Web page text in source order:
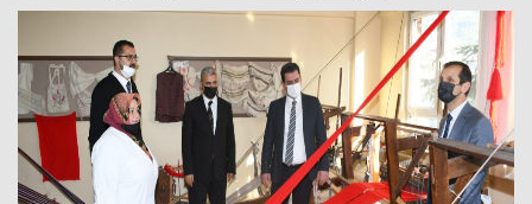
FOTO GALERİ
VİDEO GALERİ
KÜNYE
İLETİŞİM